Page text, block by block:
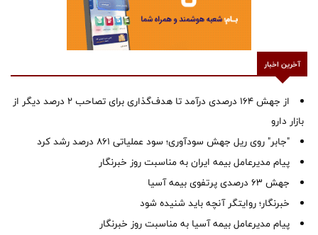
آخرین اخبار
از جهش ۱۶۴ درصدی درآمد تا هدف‌گذاری برای تصاحب ۲ درصد دیگر از
بازار دارو
"جابر" روی ریل جهش سودآوری؛ سود عملیاتی ۸۶۱ درصد رشد کرد
پیام مدیرعامل بیمه ایران به مناسبت روز خبرنگار
جهش ۶۳ درصدی پرتفوی بیمه آسیا
خبرنگار؛ روایتگر آنچه باید شنیده شود
پیام مدیرعامل بیمه آسیا به مناسبت روز خبرنگار